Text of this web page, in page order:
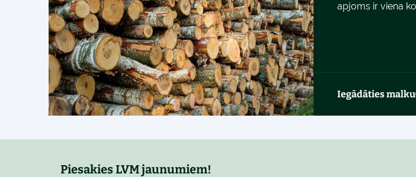
apjoms ir viena
Iegādāties malku
Piesakies LVM jaunumiem!